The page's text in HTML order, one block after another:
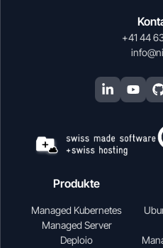
+41 44
Produkte
Managed Kubernetes
Managed Server
Deploio